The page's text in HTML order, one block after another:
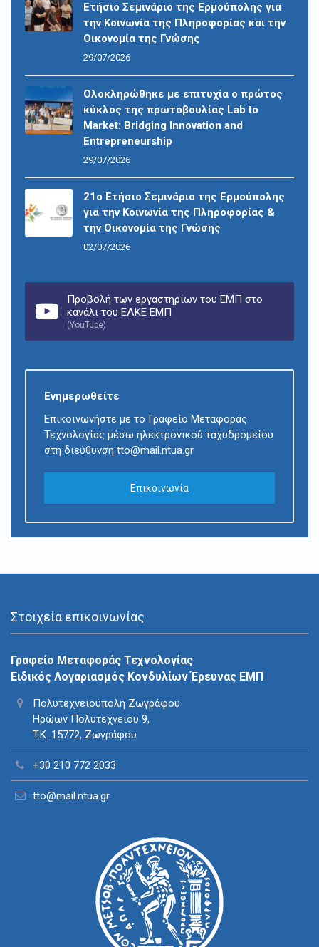
Ετήσιο Σεμινάριο της Ερμούπολης για
την Κοινωνία της Πληροφορίας και την
Οικονομία της Γνώσης
29/07/2026
Ολοκληρώθηκε με επιτυχία ο πρώτος
κύκλος της πρωτοβουλίας Lab to
Market: Bridging Innovation and
Entrepreneurship
29/07/2026
21ο Ετήσιο Σεμινάριο της Ερμούπολης
για την Κοινωνία της Πληροφορίας &
την Οικονομία της Γνώσης
02/07/2026
Προβολή των εργαστηρίων του ΕΜΠ στο
κανάλι του ΕΛΚΕ ΕΜΠ
(YouTube)
Ενημερωθείτε
Επικοινωνήστε με το Γραφείο Μεταφοράς
Τεχνολογίας μέσω ηλεκτρονικού ταχυδρομείου
στη διεύθυνση tto@mail.ntua.gr
Επικοινωνία
Στοιχεία επικοινωνίας
Γραφείο Μεταφοράς Τεχνολογίας
Ειδικός Λογαριασμός Κονδυλίων Έρευνας ΕΜΠ
Πολυτεχνειούπολη Ζωγράφου
Ηρώων Πολυτεχνείου 9,
T.K. 15772, Ζωγράφου
+30 210 772 2033
tto@mail.ntua.gr